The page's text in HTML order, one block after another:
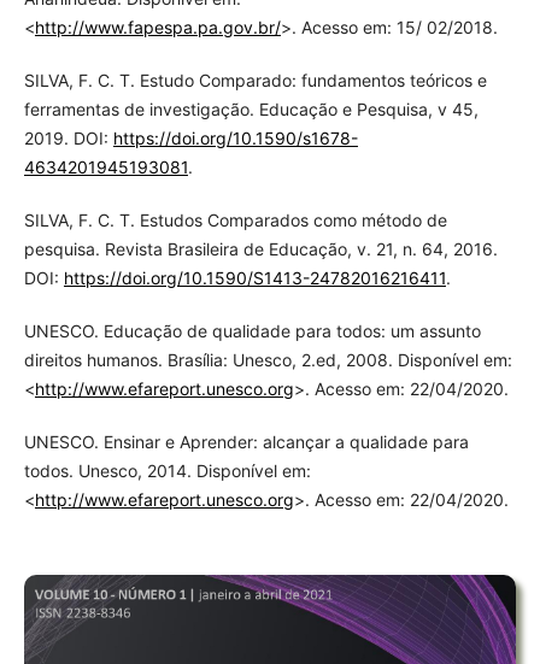
<http://www.fapespa.pa.gov.br/>. Acesso em: 15/ 02/2018.
SILVA, F. C. T. Estudo Comparado: fundamentos teóricos e
ferramentas de investigação. Educação e Pesquisa, v 45,
2019. DOI: https://doi.org/10.1590/s1678-
4634201945193081.
SILVA, F. C. T. Estudos Comparados como método de
pesquisa. Revista Brasileira de Educação, v. 21, n. 64, 2016.
DOI: https://doi.org/10.1590/S1413-24782016216411.
UNESCO. Educação de qualidade para todos: um assunto
direitos humanos. Brasília: Unesco, 2.ed, 2008. Disponível em:
<http://www.efareport.unesco.org>. Acesso em: 22/04/2020.
UNESCO. Ensinar e Aprender: alcançar a qualidade para
todos. Unesco, 2014. Disponível em:
<http://www.efareport.unesco.org>. Acesso em: 22/04/2020.